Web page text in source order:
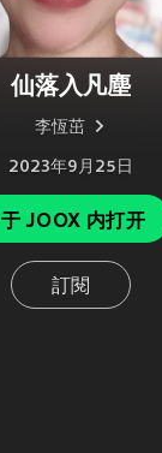
仙落入凡塵
李恆茁
2023年9月25日
于 JOOX 内打开
訂閱